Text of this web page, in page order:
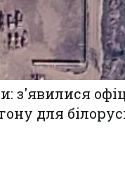
з'явилися
для